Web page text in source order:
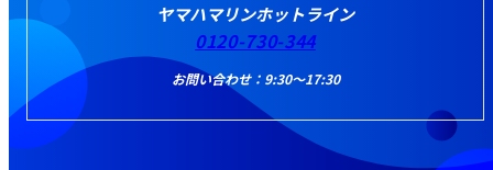
ヤマハマリンホットライン
0120-730-344
お問い合わせ：9:30～17:30